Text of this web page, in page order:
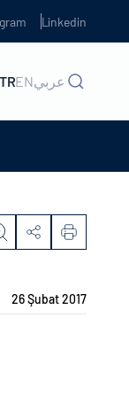
Linkedin
TRENعربي
26 Şubat 2017